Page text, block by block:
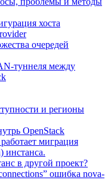
хоста
очередей
туннеля между
и регионы
OpenStack
миграция
инстанса.
в другой проект?
ошибка nova-